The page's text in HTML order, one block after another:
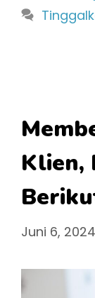
Klien,
Juni 6, 2024